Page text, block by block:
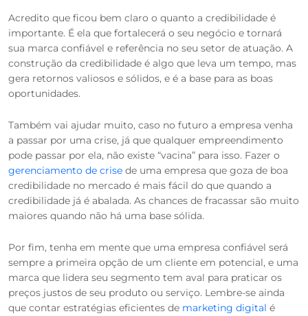
Acredito que ficou bem claro o quanto a credibilidade é
importante. É ela que fortalecerá o seu negócio e tornará
sua marca confiável e referência no seu setor de atuação. A
construção da credibilidade é algo que leva um tempo, mas
gera retornos valiosos e sólidos, e é a base para as boas
oportunidades.
Também vai ajudar muito, caso no futuro a empresa venha
a passar por uma crise, já que qualquer empreendimento
pode passar por ela, não existe “vacina” para isso. Fazer o
gerenciamento de crise de uma empresa que goza de boa
credibilidade no mercado é mais fácil do que quando a
credibilidade já é abalada. As chances de fracassar são muito
maiores quando não há uma base sólida.
Por fim, tenha em mente que uma empresa confiável será
sempre a primeira opção de um cliente em potencial, e uma
marca que lidera seu segmento tem aval para praticar os
preços justos de seu produto ou serviço. Lembre-se ainda
que contar estratégias eficientes de marketing digital é